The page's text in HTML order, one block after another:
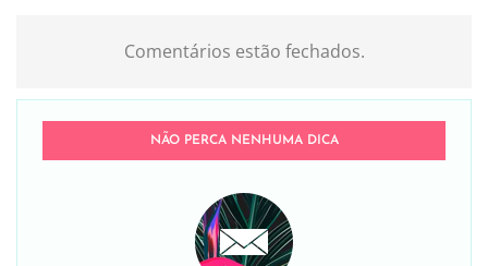
Comentários estão fechados.
NÃO PERCA NENHUMA DICA